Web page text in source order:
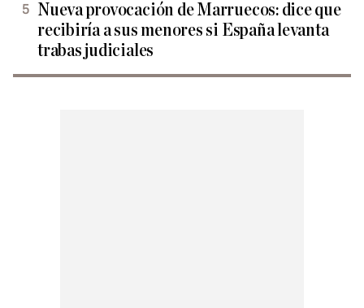
Nueva provocación de Marruecos: dice que
recibiría a sus menores si España levanta
trabas judiciales